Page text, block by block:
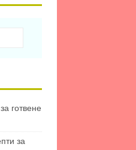
готвене
за